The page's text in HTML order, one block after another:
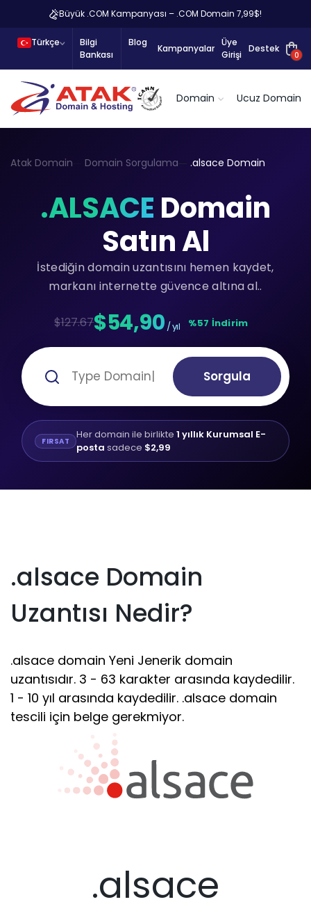
Büyük .COM Kampanyası – .COM Domain 7,99$!
Türkçe
Bilgi
Bankası
Blog
Kampanyalar
Üye
Girişi
Destek
0
Domain Ucuz Domain
Atak Domain Domain Sorgulama .alsace Domain
.ALSACE Domain
Satın Al
İstediğin domain uzantısını hemen kaydet,
markanı internette güvence altına al..
$127.67$54,90 / yıl %57 İndirim
Sorgula
FIRSAT Her domain ile birlikte 1 yıllık Kurumsal E-
posta sadece $2,99
.alsace Domain
Uzantısı Nedir?
.alsace domain Yeni Jenerik domain
uzantısıdır. 3 - 63 karakter arasında kaydedilir.
1 - 10 yıl arasında kaydedilir. .alsace domain
tescili için belge gerekmiyor.
.alsace